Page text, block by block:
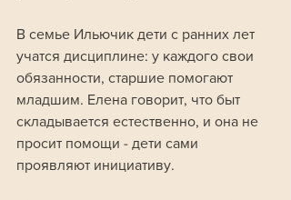
В семье Ильючик дети с ранних лет
учатся дисциплине: у каждого свои
обязанности, старшие помогают
младшим. Елена говорит, что быт
складывается естественно, и она не
просит помощи - дети сами
проявляют инициативу.